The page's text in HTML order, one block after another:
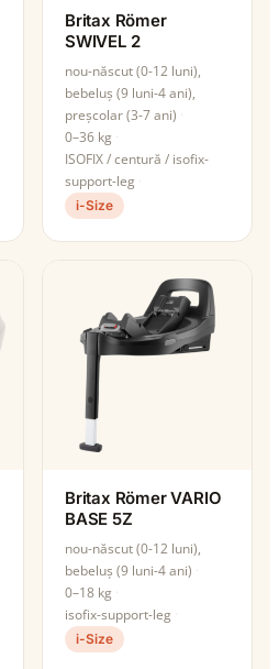
Britax Römer
SWIVEL 2
nou-născut (0-12 luni),
bebeluș (9 luni-4 ani),
preșcolar (3-7 ani)
0–36 kg
ISOFIX / centură / isofix-
support-leg
i-Size
Britax Römer VARIO
BASE 5Z
nou-născut (0-12 luni),
bebeluș (9 luni-4 ani)
0–18 kg
isofix-support-leg
i-Size